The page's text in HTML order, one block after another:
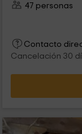
47 personas
Contacto
Cancelación 30